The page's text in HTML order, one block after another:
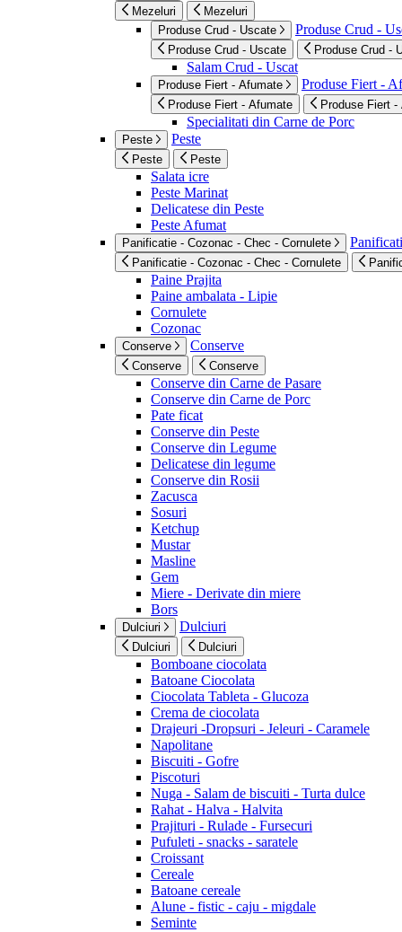
Mezeluri
Mezeluri
Produse Crud - Uscate
Produse Crud -
Produse Crud - Uscate Produse Crud -
Salam Crud - Uscat
Produse Fiert - Afumate Produse Fiert -
Produse Fiert - Afumate Produse Fiert -
Specialitati din Carne de Porc
Peste Peste
Peste Peste
Salata icre
Peste Marinat
Delicatese din Peste
Peste Afumat
Panificatie - Cozonac - Chec - Cornulete
Panificatie - Cozonac - Chec - Cornulete
Paine Prajita
Paine ambalata - Lipie
Cornulete
Cozonac
Conserve Conserve
Conserve Conserve
Conserve din Carne de Pasare
Conserve din Carne de Porc
Pate ficat
Conserve din Peste
Conserve din Legume
Delicatese din legume
Conserve din Rosii
Zacusca
Sosuri
Ketchup
Mustar
Masline
Gem
Miere - Derivate din miere
Bors
Dulciuri Dulciuri
Dulciuri Dulciuri
Bomboane ciocolata
Batoane Ciocolata
Ciocolata Tableta - Glucoza
Crema de ciocolata
Drajeuri -Dropsuri - Jeleuri - Caramele
Napolitane
Biscuiti - Gofre
Piscoturi
Nuga - Salam de biscuiti - Turta dulce
Rahat - Halva - Halvita
Prajituri - Rulade - Fursecuri
Pufuleti - snacks - saratele
Croissant
Cereale
Batoane cereale
Alune - fistic - caju - migdale
Seminte